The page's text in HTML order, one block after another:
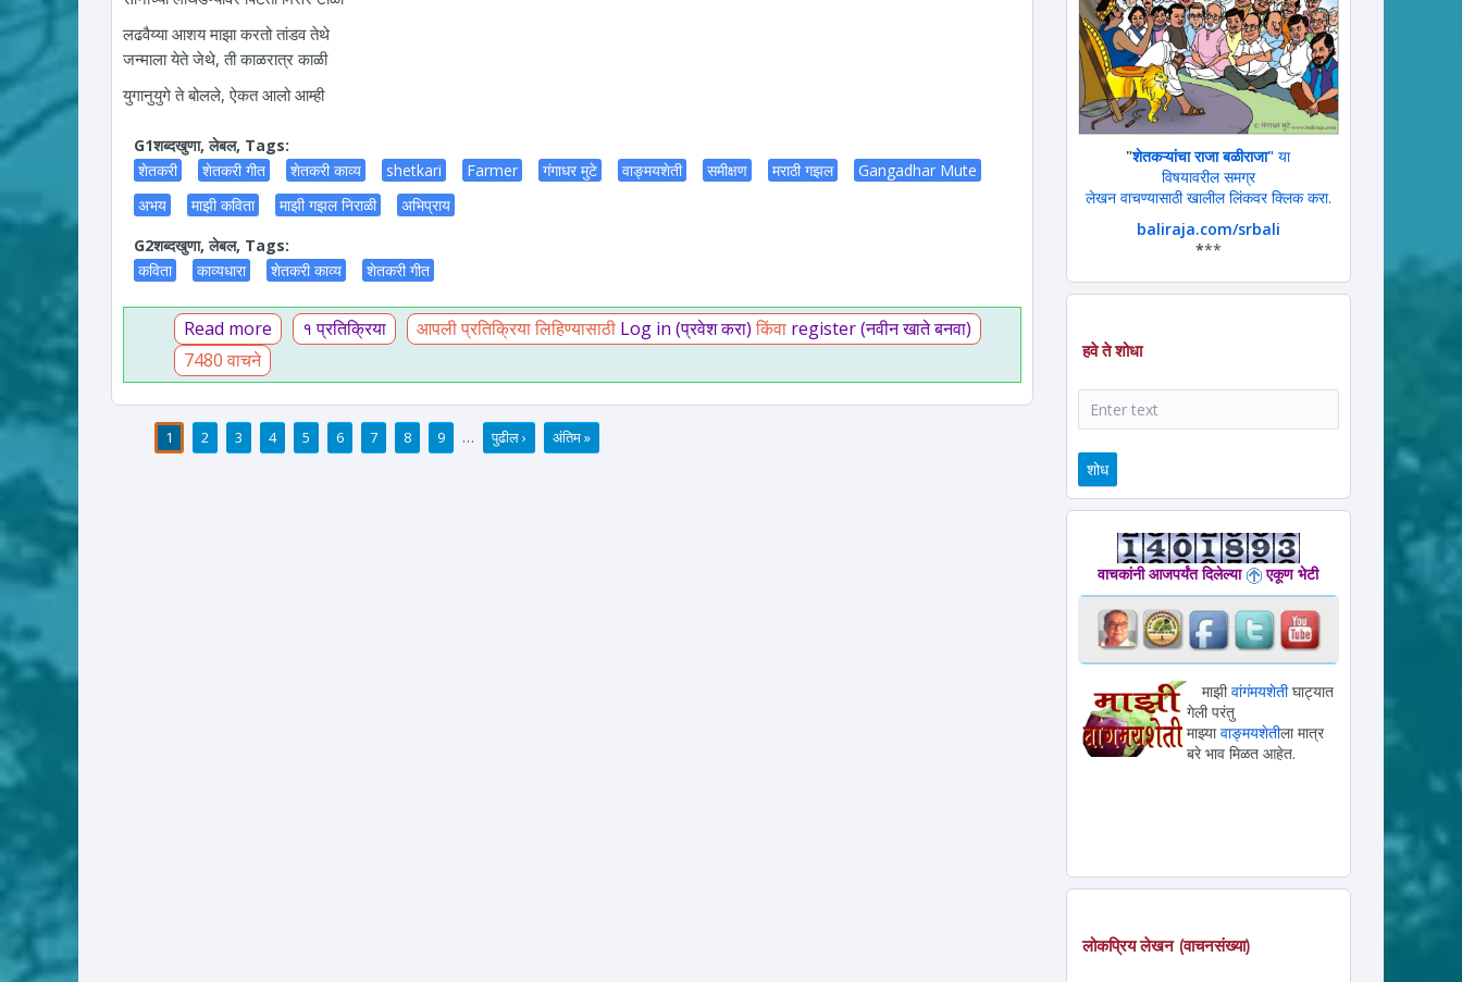
लढवैय्या आशय माझा करतो तांडव तेथे
जन्माला येते जेथे, ती काळरात्र काळी
युगानुयुगे ते बोलले, ऐकत आलो आम्ही
G1शब्दखुणा, लेबल, Tags:
शेतकरी
शेतकरी गीत शेतकरी काव्य shetkari Farmer गंगाधर मुटे वाङ्मयशेती समीक्षण मराठी गझल
Gangadhar Mute
अभय
माझी कविता माझी गझल निराळी
अभिप्राय
G2शब्दखुणा, लेबल, Tags:
कविता
काव्यधारा शेतकरी काव्य शेतकरी गीत
Read more about माझी गझल निराळी - भूमिका
१ प्रतिक्रिया आपली प्रतिक्रिया लिहिण्यासाठी Log in (प्रवेश करा)किंवा register (नवीन खाते बनवा)
7480 वाचने
1 2 3 4 5 6 7 8 9 … पुढील › अंतिम »
"शेतकऱ्यांचा राजा बळीराजा" या
विषयावरील समग्र
लेखन वाचण्यासाठी खालील लिंकवर क्लिक करा.
baliraja.com/srbali
***
हवे ते शोधा
शोध
वाचकांनी आजपर्यंत दिलेल्या एकूण भेटी
माझीवांगंमयशेतीघाट्यात
गेली परंतु
माझ्यावाङ्मयशेतीला मात्र
बरे भाव मिळत आहेत.
लोकप्रिय लेखन (वाचनसंख्या)